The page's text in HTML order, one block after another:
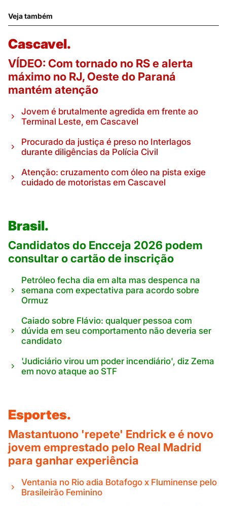
Veja também
Cascavel.
VÍDEO: Com tornado no RS e alerta
máximo no RJ, Oeste do Paraná
mantém atenção
Jovem é brutalmente agredida em frente ao
Terminal Leste, em Cascavel
Procurado da justiça é preso no Interlagos
durante diligências da Polícia Civil
Atenção: cruzamento com óleo na pista exige
cuidado de motoristas em Cascavel
Brasil.
Candidatos do Encceja 2026 podem
consultar o cartão de inscrição
Petróleo fecha dia em alta mas despenca na
semana com expectativa para acordo sobre
Ormuz
Caiado sobre Flávio: qualquer pessoa com
dúvida em seu comportamento não deveria ser
candidato
'Judiciário virou um poder incendiário', diz Zema
em novo ataque ao STF
Esportes.
Mastantuono 'repete' Endrick e é novo
jovem emprestado pelo Real Madrid
para ganhar experiência
Ventania no Rio adia Botafogo x Fluminense pelo
Brasileirão Feminino